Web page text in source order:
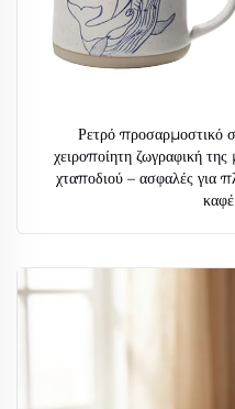
Ρετρό προσαρμοστικό
χειροποίητη ζωγραφική
χταποδιού – ασφαλές για